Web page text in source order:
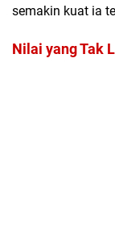
semakin kuat ia
Nilai yang Tak